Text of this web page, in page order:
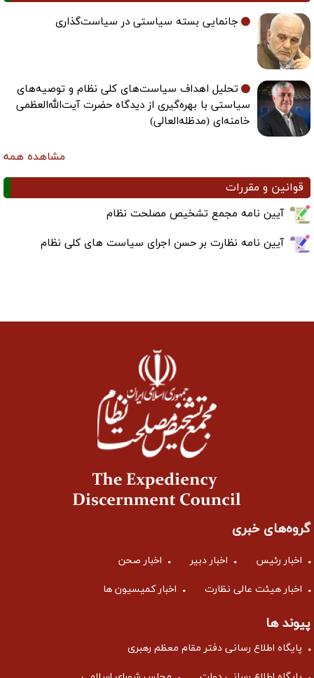
جانمایی بسته سیاستی در سیاست‌گذاری
تحلیل اهداف سیاست‌های کلی نظام و توصیه‌های
سیاستی با بهره‌گیری از دیدگاه حضرت آیت‌الله‌العظمی
خامنه‌ای (مدظله‌العالی)
مشاهده همه
قوانین و مقررات
آیین نامه مجمع تشخیص مصلحت نظام
آیین نامه نظارت بر حسن اجرای سیاست های کلی نظام
گروه‌های خبری
اخبار رئیس اخبار دبیر اخبار صحن
اخبار هیئت عالی نظارت اخبار کمیسیون ها
پیوند ها
پایگاه اطلاع رسانی دفتر مقام معظم رهبری